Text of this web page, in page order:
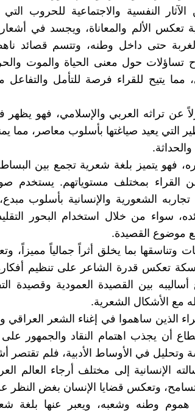
النفسية والاجتماعية للحروب
تعكس الألم والمعاناة، ويجسد في
حتى داخل وطنه، وتتسم قصائد
تساؤلات حول معنى الحياة والموت
مما يتيح للقراء فرصة للتأمل
عن تراثه العربي والإسلامي، فهو يظهر
التي يعيد صياغتها بأسلوب معاصر، مما
فهو يتميز بلغة شعرية تجمع بين
القراء بمختلف مستوياتهم. يستخدم
الشعورية والإنسانية بأسلوب
سواء من خلال استخدام البحور
موضوع القصيدة.
بما يخلق أثراً جمالياً مميزاً،
تعكس قدرة الشاعر على تنظيم
بين القصيدة العمودية وقصيدة
مع الأشكال الشعرية.
الذين ساهموا في إغناء الشعر العراقي
أن يجذب اهتمام النقاد والجمهور
في الأوساط الأدبية، فلم تقتصر
الإنسانية إلى مختلف أرجاء العالم
وتعكس قضايا الإنسان بغض النظر
وطنه وشعبه، ويعبر عنها بلغة